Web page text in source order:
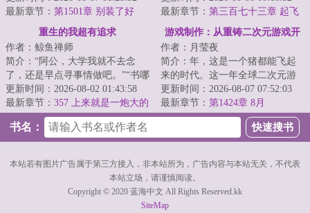
的第一个技能，...
最新章节： 第1501章 别装了好
误他当场多拿了四万...
最新章节： 第三百七十三章 起飞
的猪
重生的我超有追求
作者：鲸鱼禅师
简介：“阿公，大学我就不去念
了，还是早点寻事情做吧。”“书哪
能不念？做人要有追求，念了大
学，就有机...
更新时间：2026-08-02 01:43:58
最新章节： 357 上来就是一炮大的
游戏制作：从重铸二次元游戏开
作者：月莹夜
简介：年，这是一个猪都能飞起
来的时代。这一年全球二次元游
戏市场突破百亿美元。《崩坏》
《明日方舟》《...
更新时间：2026-08-07 07:52:03
最新章节： 第1424章 8月
书名：
本站若有图片广告属于第三方接入，非本站所为，广告内容与本站无关，不代表
本站立场，请谨慎阅读。
Copyright © 2020 蓝海中文 All Rights Reserved.kk
SiteMap